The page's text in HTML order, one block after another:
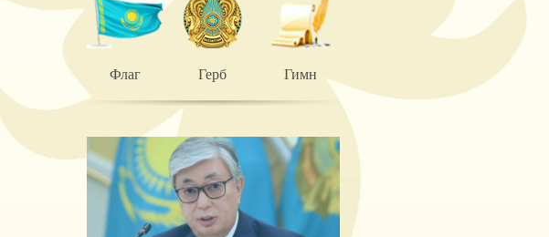
Флаг Герб Гимн